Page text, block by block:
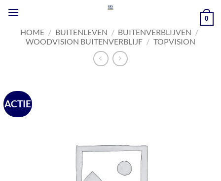
naar
inhoud
0
HOME / BUITENLEVEN / BUITENVERBLIJVEN /
WOODVISION BUITENVERBLIJF / TOPVISION
ACTIE